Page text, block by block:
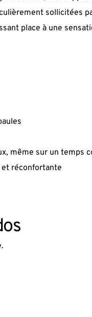
sollicitées
place à une
même sur un temps
réconfortante